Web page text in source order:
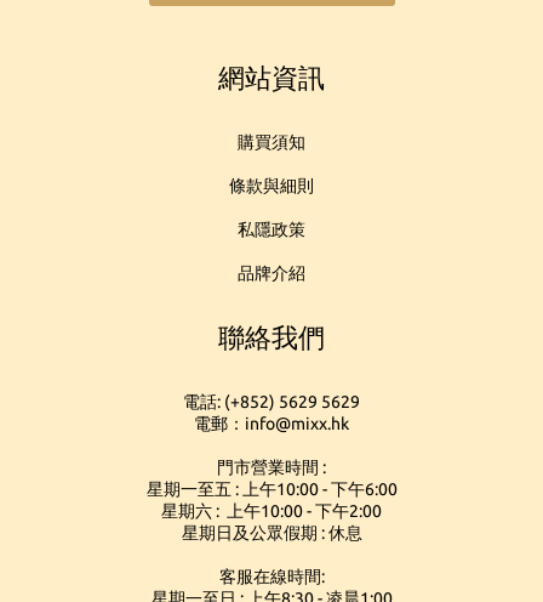
網站資訊
購買須知
條款與細則
私隱政策
品牌介紹
聯絡我們
電話: (+852) 5629 5629
電郵：info@mixx.hk
門市營業時間 :
星期一至五 : 上午10:00 - 下午6:00
星期六 : 上午10:00 - 下午2:00
星期日及公眾假期 : 休息
客服在線時間: